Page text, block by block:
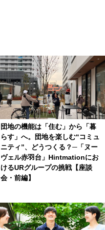
団地の機能は「住む」から「暮
らす」へ。団地を楽しむ“コミュ
ニティ”、どうつくる？─「ヌー
ヴェル赤羽台」Hintmationにお
けるURグループの挑戦【座談
会・前編】